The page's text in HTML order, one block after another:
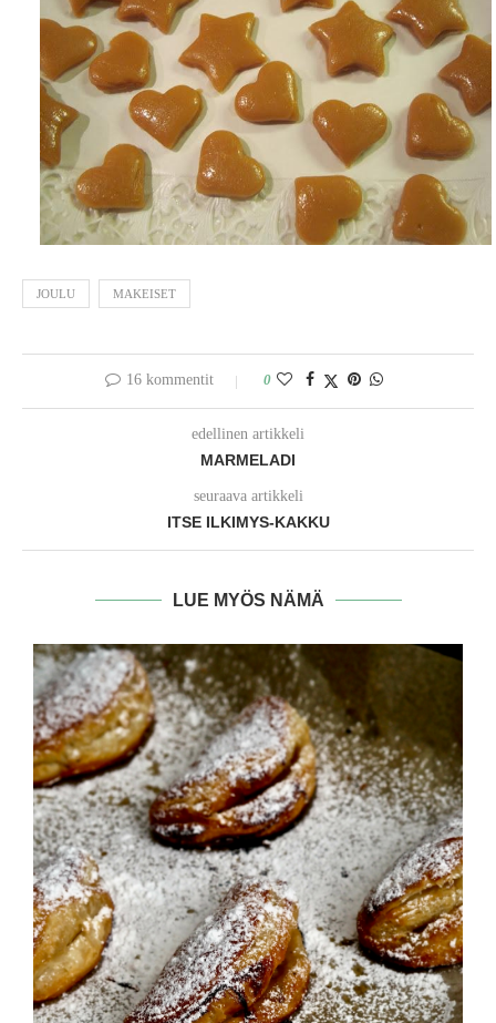
JOULU MAKEISET
16 kommentit 0
edellinen artikkeli
MARMELADI
seuraava artikkeli
ITSE ILKIMYS-KAKKU
LUE MYÖS NÄMÄ